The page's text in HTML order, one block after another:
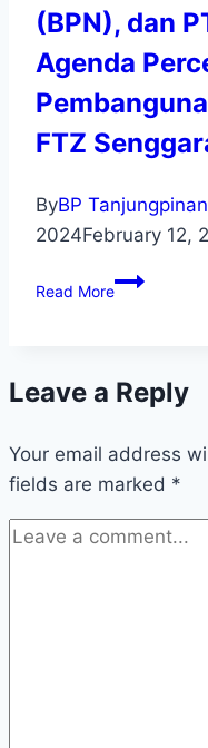
(BPN), dan
Agenda
FTZ
ByBP
2024February 12,
Read More
Leave a Reply
Your email address
fields are marked *